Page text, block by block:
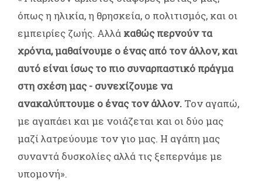
όπως η ηλικία, η θρησκεία, ο πολιτισμός, και οι
εμπειρίες ζωής. Αλλά καθώς περνούν τα
χρόνια, μαθαίνουμε ο ένας από τον άλλον, και
αυτό είναι ίσως το πιο συναρπαστικό πράγμα
στη σχέση μας - συνεχίζουμε να
ανακαλύπτουμε ο ένας τον άλλον. Τον αγαπώ,
με αγαπάει και με νοιάζεται και οι δύο μας
μαζί λατρεύουμε τον γιο μας. Η αγάπη μας
συναντά δυσκολίες αλλά τις ξεπερνάμε με
υπομονή».